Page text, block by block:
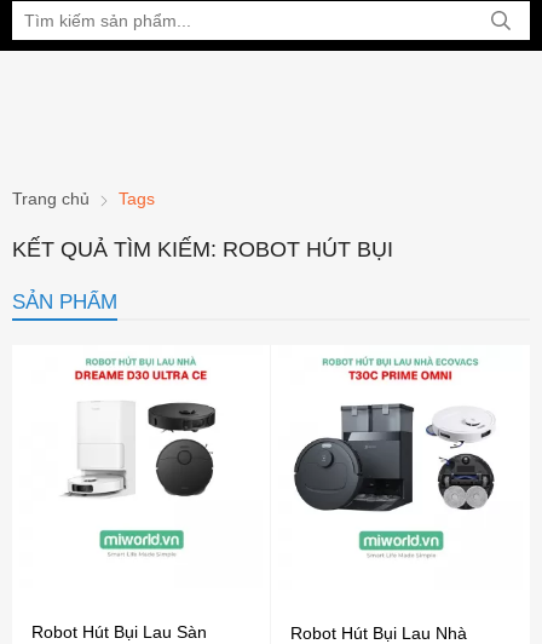
Bạn đang xem tại:
Trang chủ Tags
KẾT QUẢ TÌM KIẾM: ROBOT HÚT BỤI
SẢN PHẨM
Robot Hút Bụi Lau Sàn
Robot Hút Bụi Lau Nhà